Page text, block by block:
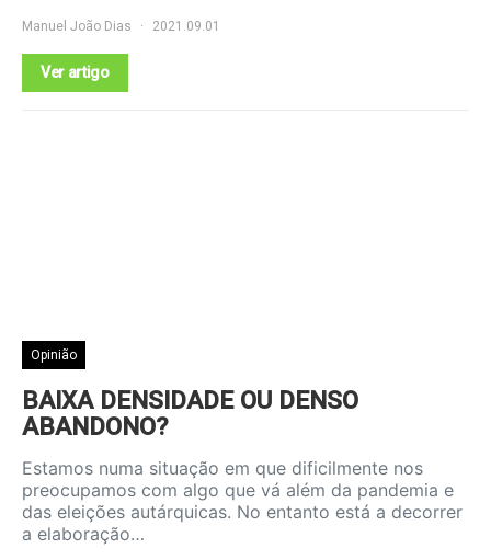
Manuel João Dias 2021.09.01
Ver artigo
Opinião
BAIXA DENSIDADE OU DENSO
ABANDONO?
Estamos numa situação em que dificilmente nos
preocupamos com algo que vá além da pandemia e
das eleições autárquicas. No entanto está a decorrer
a elaboração…